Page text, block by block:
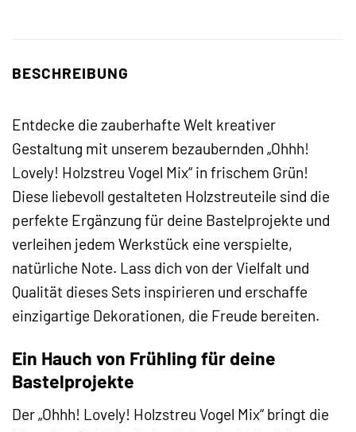
BESCHREIBUNG
Entdecke die zauberhafte Welt kreativer
Gestaltung mit unserem bezaubernden „Ohhh!
Lovely! Holzstreu Vogel Mix“ in frischem Grün!
Diese liebevoll gestalteten Holzstreuteile sind die
perfekte Ergänzung für deine Bastelprojekte und
verleihen jedem Werkstück eine verspielte,
natürliche Note. Lass dich von der Vielfalt und
Qualität dieses Sets inspirieren und erschaffe
einzigartige Dekorationen, die Freude bereiten.
Ein Hauch von Frühling für deine
Bastelprojekte
Der „Ohhh! Lovely! Holzstreu Vogel Mix“ bringt die